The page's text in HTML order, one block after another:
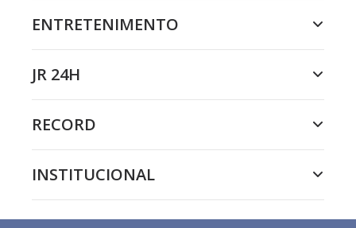
ENTRETENIMENTO
JR 24H
RECORD
INSTITUCIONAL